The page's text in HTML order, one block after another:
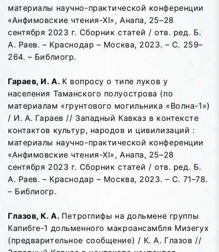
материалы научно-практической конференции
«Анфимовские чтения-XI», Анапа, 25–28
сентября 2023 г. Сборник статей / отв. ред. Б.
А. Раев. – Краснодар – Москва, 2023. – С. 259–
264. – Библиогр.
Гараев, И. А. К вопросу о типе луков у
населения Таманского полуострова (по
материалам «грунтового могильника «Волна-1»)
/ И. А. Гараев // Западный Кавказ в контексте
контактов культур, народов и цивилизаций :
материалы научно-практической конференции
«Анфимовские чтения-XI», Анапа, 25–28
сентября 2023 г. Сборник статей / отв. ред. Б.
А. Раев. – Краснодар – Москва, 2023. – С. 71–78.
– Библиогр.
Глазов, К. А. Петроглифы на дольмене группы
Капибге-1 дольменного макроансамбля Мизегух
(предварительное сообщение) / К. А. Глазов //